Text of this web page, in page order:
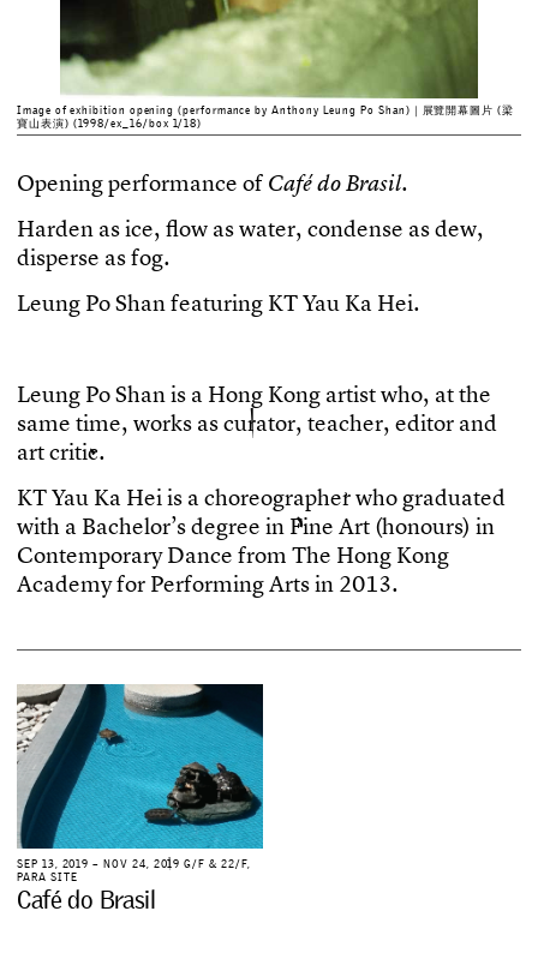
Image of exhibition opening (performance by Anthony Leung Po Shan)｜展覽開幕圖片 (梁
寶山表演) (1998/ex_16/box 1/18)
Openingperformance of CafédoBrasil.
Harden asice, fow aswater, condense asdew,
disperse asfog.
Leung PoShanfeaturing KTYau Ka Hei.
Leung PoShanis a Hong Kong artistwho, atthe
same time, works ascurator, teacher, editor and
artcritic.
KTYau Ka Heiis a choreographerwho graduated
with a Bachelor’sdegree in Fine Art (honours) in
Contemporary Dance from The Hong Kong
Academyfor PerformingArtsin 2013.
SEP 13, 2019 – NOV 24, 2019 G/F & 22/F,
PARA SITE
Café do Brasil